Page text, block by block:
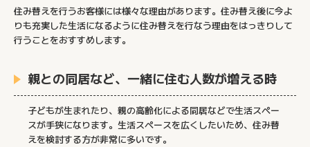
住み替えを行うお客様には様々な理由があります。住み替え後に今よ
りも充実した生活になるように住み替えを行なう理由をはっきりして
行うことをおすすめします。
親との同居など、一緒に住む人数が増える時
子どもが生まれたり、親の高齢化による同居などで生活スペー
スが手狭になります。生活スペースを広くしたいため、住み替
えを検討する方が非常に多いです。